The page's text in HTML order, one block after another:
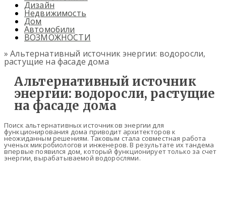
Дизайн
Недвижимость
Дом
Автомобили
ВОЗМОЖНОСТИ
» Альтернативный источник энергии: водоросли,
растущие на фасаде дома
Альтернативный источник
энергии: водоросли, растущие
на фасаде дома
Поиск альтернативных источников энергии для
функционирования дома приводит архитекторов к
неожиданным решениям. Таковым стала совместная работа
ученых микробиологов и инженеров. В результате их тандема
впервые появился дом, который функционирует только за счет
энергии, вырабатываемой водорослями.